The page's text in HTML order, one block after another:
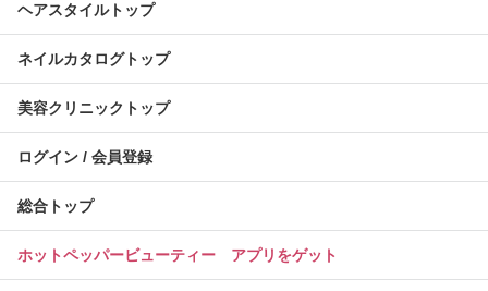
ヘアスタイルトップ
ネイルカタログトップ
美容クリニックトップ
ログイン / 会員登録
総合トップ
ホットペッパービューティー アプリをゲット